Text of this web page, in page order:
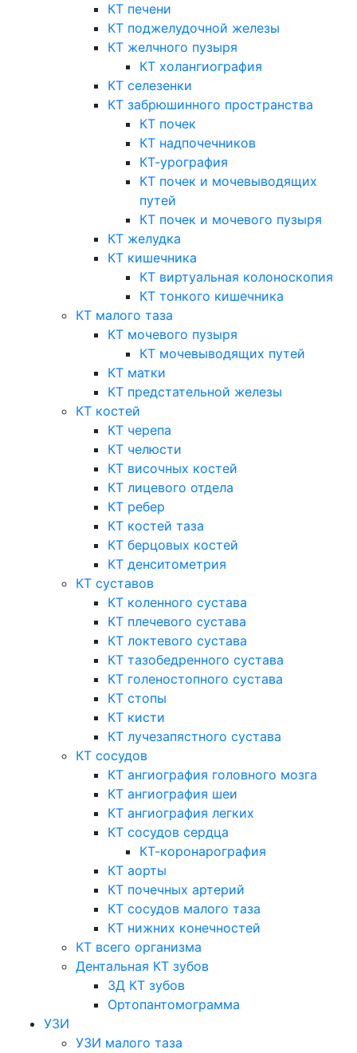
КТ печени
КТ поджелудочной железы
КТ желчного пузыря
КТ холангиография
КТ селезенки
КТ забрюшинного пространства
КТ почек
КТ надпочечников
КТ-урография
КТ почек и мочевыводящих
путей
КТ почек и мочевого пузыря
КТ желудка
КТ кишечника
КТ виртуальная колоноскопия
КТ тонкого кишечника
КТ малого таза
КТ мочевого пузыря
КТ мочевыводящих путей
КТ матки
КТ предстательной железы
КТ костей
КТ черепа
КТ челюсти
КТ височных костей
КТ лицевого отдела
КТ ребер
КТ костей таза
КТ берцовых костей
КТ денситометрия
КТ суставов
КТ коленного сустава
КТ плечевого сустава
КТ локтевого сустава
КТ тазобедренного сустава
КТ голеностопного сустава
КТ стопы
КТ кисти
КТ лучезапястного сустава
КТ сосудов
КТ ангиография головного мозга
КТ ангиография шеи
КТ ангиография легких
КТ сосудов сердца
КТ-коронарография
КТ аорты
КТ почечных артерий
КТ сосудов малого таза
КТ нижних конечностей
КТ всего организма
Дентальная КТ зубов
3Д КТ зубов
Ортопантомограмма
УЗИ
УЗИ малого таза